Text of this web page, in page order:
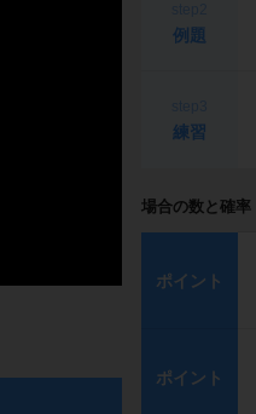
例題
練習
場合の数と確率
ポイント
ポイント